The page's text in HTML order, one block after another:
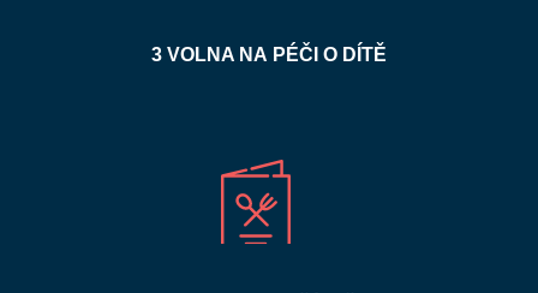
3 VOLNA NA PÉČI O DÍTĚ